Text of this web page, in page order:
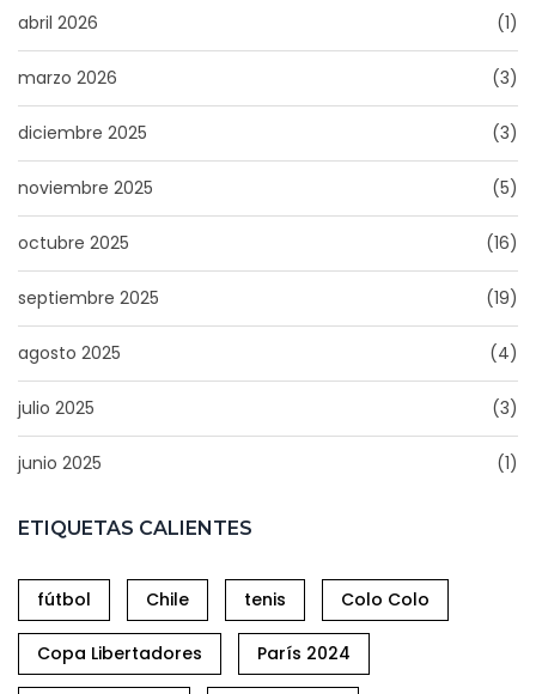
abril 2026 (1)
marzo 2026 (3)
diciembre 2025 (3)
noviembre 2025 (5)
octubre 2025 (16)
septiembre 2025 (19)
agosto 2025 (4)
julio 2025 (3)
junio 2025 (1)
ETIQUETAS CALIENTES
fútbol Chile tenis Colo Colo
Copa Libertadores París 2024